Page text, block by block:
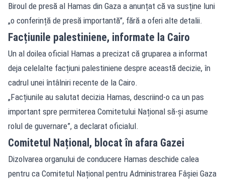
Biroul de presă al Hamas din Gaza a anunțat că va susține luni
„o conferință de presă importantă”, fără a oferi alte detalii.
Facțiunile palestiniene, informate la Cairo
Un al doilea oficial Hamas a precizat că gruparea a informat
deja celelalte facțiuni palestiniene despre această decizie, în
cadrul unei întâlniri recente de la Cairo.
„Facțiunile au salutat decizia Hamas, descriind-o ca un pas
important spre permiterea Comitetului Național să-și asume
rolul de guvernare”, a declarat oficialul.
Comitetul Național, blocat în afara Gazei
Dizolvarea organului de conducere Hamas deschide calea
pentru ca Comitetul Național pentru Administrarea Fâșiei Gaza